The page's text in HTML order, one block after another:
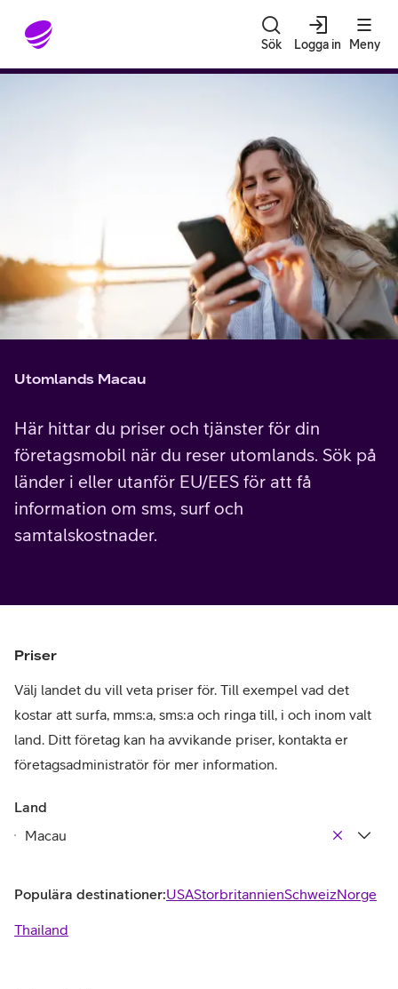
Gå till sidans innehåll
Sök Logga in Meny
Utomlands Macau
Här hittar du priser och tjänster för din
företagsmobil när du reser utomlands. Sök på
länder i eller utanför EU/EES för att få
information om sms, surf och
samtalskostnader.
Priser
Välj landet du vill veta priser för. Till exempel vad det
kostar att surfa, mms:a, sms:a och ringa till, i och inom valt
land. Ditt företag kan ha avvikande priser, kontakta er
företagsadministratör för mer information.
Land
Populära destinationer:USAStorbritannienSchweizNorge
Thailand